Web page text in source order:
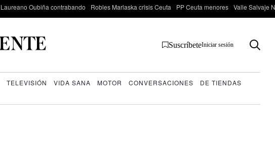
Laureano Oubiña contrabando Robles Marlaska crisis Ceuta PP Ceuta menores Valle Salvaje
SuscríbeteIniciar sesión
TELEVISIÓN VIDA SANA MOTOR CONVERSACIONES
DE TIENDAS